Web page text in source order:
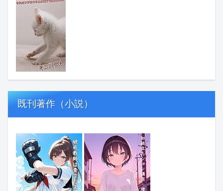
既刊著作（小説）